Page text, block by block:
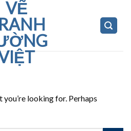
VẼ
you’re looking for. Perhaps